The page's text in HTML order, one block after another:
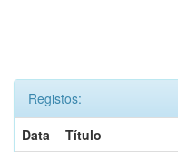
Registos:
Data
Título